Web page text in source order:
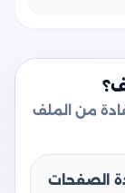
من الملف
الصفحات